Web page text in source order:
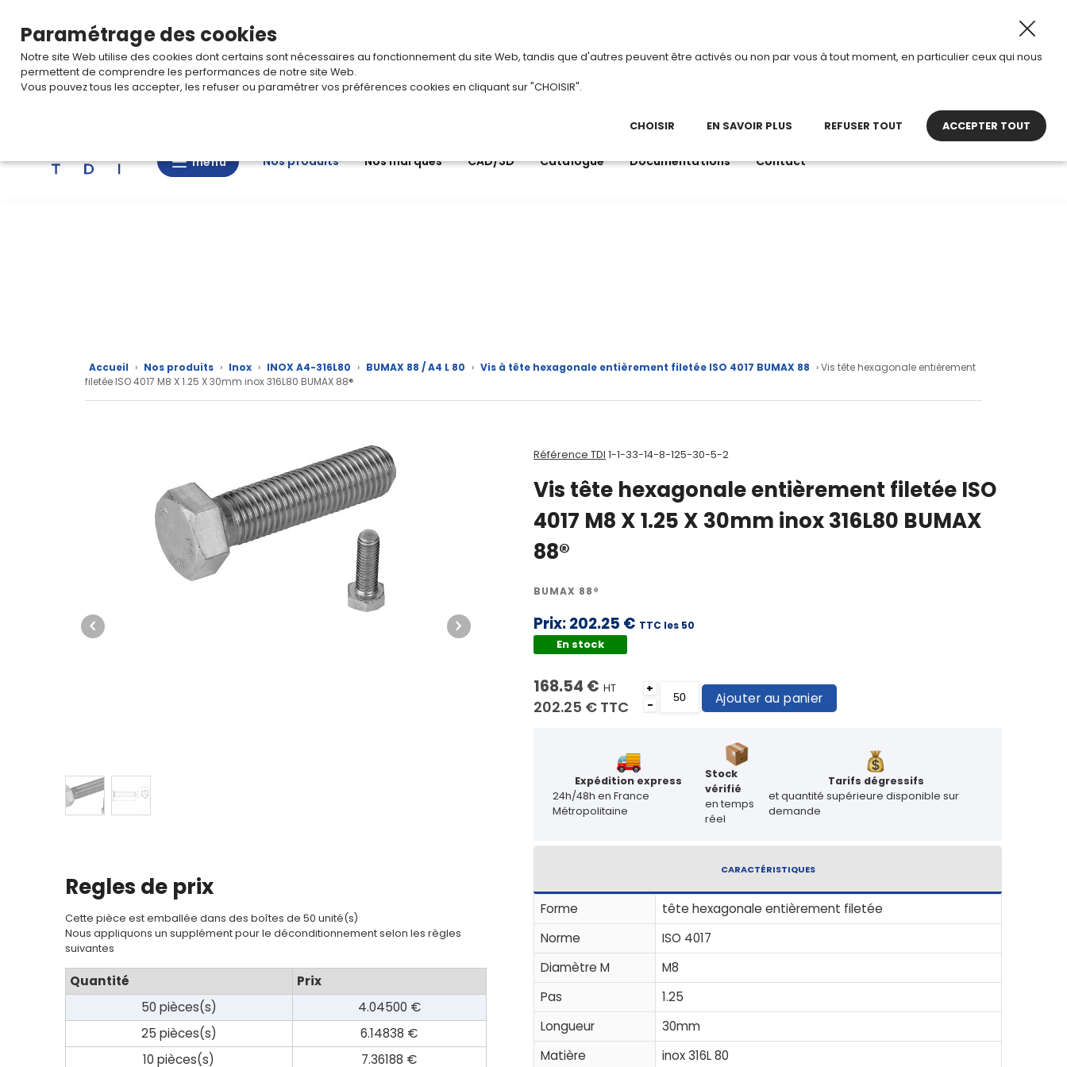
Du 3 au 28 août 2026, TDI passe en mode été. Horaires d’ouverture :
produits
CAD/3D
compte
menu
menu Nos produits Nos marques CAD/3D Catalogue Documentations Contact
Accueil › Nos produits › Inox › INOX A4-316L80 › BUMAX 88 / A4 L 80 › Vis à tête hexagonale entièrement filetée ISO 4017 BUMAX 88 › Vis tête hexagonale entièrement
filetée ISO 4017 M8 X 1.25 X 30mm inox 316L80 BUMAX 88®
Regles de prix
Cette pièce est emballée dans des boîtes de 50 unité(s)
Nous appliquons un supplément pour le déconditionnement selon les règles
suivantes
Quantité
Prix
50 pièces(s)
4.04500 €
25 pièces(s)
6.14838 €
10 pièces(s)
7.36188 €
Référence TDI 1-1-33-14-8-125-30-5-2
Vis tête hexagonale entièrement filetée ISO
4017 M8 X 1.25 X 30mm inox 316L80 BUMAX
88®
BUMAX 88®
Prix:202.25 € TTC les 50
En stock
168.54 € HT
202.25 € TTC
+
-
Ajouter au panier
Expédition express
24h/48h en France
Métropolitaine
Stock
vérifié
en temps
réel
Tarifs dégressifs
et quantité supérieure disponible sur
demande
CARACTÉRISTIQUES
Forme
tête hexagonale entièrement filetée
Norme
ISO 4017
Diamètre M
M8
Pas
1.25
Longueur
30mm
Matière
inox 316L 80
Paramétrage des cookies
Notre site Web utilise des cookies dont certains sont nécessaires au fonctionnement du site Web, tandis que d'autres peuvent être activés ou non par vous à tout moment, en particulier ceux qui nous
permettent de comprendre les performances de notre site Web.
Vous pouvez tous les accepter, les refuser ou paramétrer vos préférences cookies en cliquant sur "CHOISIR".
CHOISIR EN SAVOIR PLUS REFUSER TOUT ACCEPTER TOUT